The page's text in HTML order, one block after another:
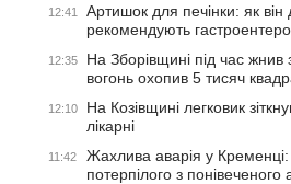
12:41
Артишок для печінки: як він
рекомендують
12:35
На Зборівщині під час жнив
вогонь охопив 5 тисяч
12:10
На Козівщині легковик
лікарні
11:42
Жахлива аварія у
потерпілого з понівеченого